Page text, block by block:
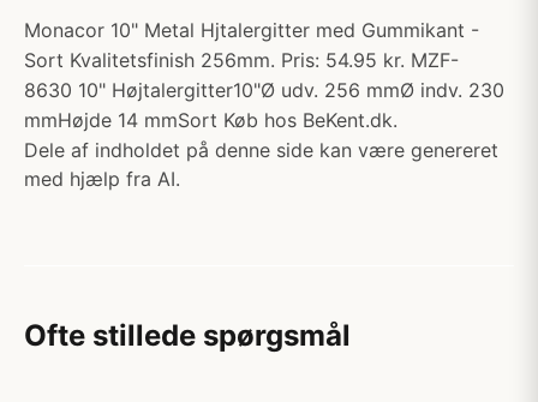
Monacor 10" Metal Hjtalergitter med Gummikant -
Sort Kvalitetsfinish 256mm. Pris: 54.95 kr. MZF-
8630 10" Højtalergitter10"Ø udv. 256 mmØ indv. 230
mmHøjde 14 mmSort Køb hos BeKent.dk.
Dele af indholdet på denne side kan være genereret
med hjælp fra AI.
Ofte stillede spørgsmål